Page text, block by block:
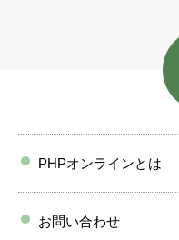
PHPオンラインとは
お問い合わせ